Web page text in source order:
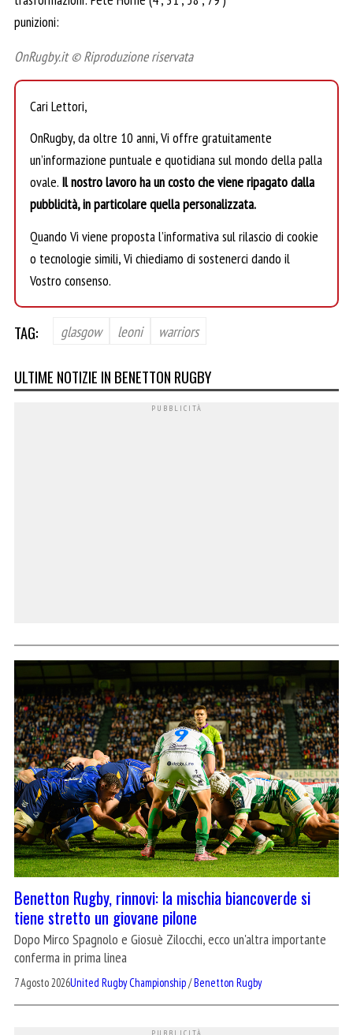
punizioni:
OnRugby.it © Riproduzione riservata
Cari Lettori,
OnRugby, da oltre 10 anni, Vi offre gratuitamente
un’informazione puntuale e quotidiana sul mondo della palla
ovale. Il nostro lavoro ha un costo che viene ripagato dalla
pubblicità, in particolare quella personalizzata.
Quando Vi viene proposta l’informativa sul rilascio di cookie
o tecnologie simili, Vi chiediamo di sostenerci dando il
Vostro consenso.
TAG: glasgow leoni warriors
ULTIME NOTIZIE IN BENETTON RUGBY
Benetton Rugby, rinnovi: la mischia biancoverde si
tiene stretto un giovane pilone
Dopo Mirco Spagnolo e Giosuè Zilocchi, ecco un'altra importante
conferma in prima linea
7 Agosto 2026United Rugby Championship/Benetton Rugby